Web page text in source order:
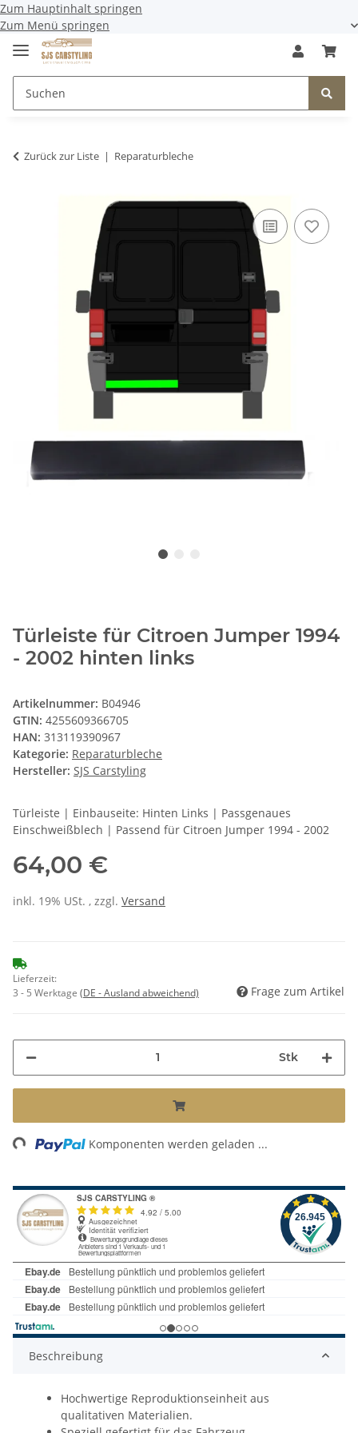
Zum Hauptinhalt springen
Zum Menü springen
Zurück zur Liste Reparaturbleche
Türleiste für Citroen Jumper 1994
- 2002 hinten links
Artikelnummer: B04946
GTIN: 4255609366705
HAN: 313119390967
Kategorie: Reparaturbleche
Hersteller: SJS Carstyling
Türleiste | Einbauseite: Hinten Links | Passgenaues
Einschweißblech | Passend für Citroen Jumper 1994 - 2002
64,00 €
inkl. 19% USt. , zzgl. Versand
Lieferzeit:
3 - 5 Werktage (DE - Ausland abweichend) Frage zum Artikel
Stk
Komponenten werden geladen ...
Beschreibung
Hochwertige Reproduktionseinheit aus
qualitativen Materialien.